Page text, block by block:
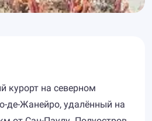
курорт на северном
де-Жанейро, удалённый на